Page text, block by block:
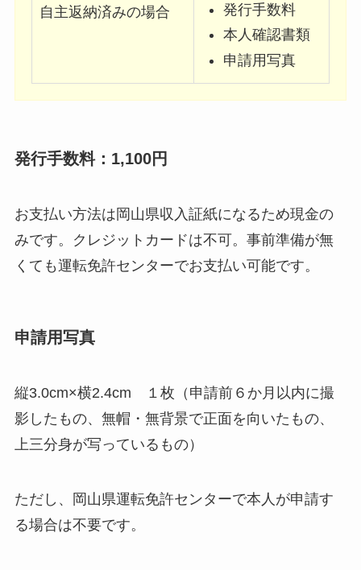
自主返納済みの場合
発行手数料
本人確認書類
申請用写真
発行手数料：1,100円
お支払い方法は岡山県収入証紙になるため現金の
みです。クレジットカードは不可。事前準備が無
くても運転免許センターでお支払い可能です。
申請用写真
縦3.0cm×横2.4cm １枚（申請前６か月以内に撮
影したもの、無帽・無背景で正面を向いたもの、
上三分身が写っているもの）
ただし、岡山県運転免許センターで本人が申請す
る場合は不要です。